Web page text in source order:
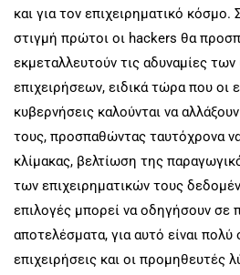
και για τον επιχειρηματικό
στιγμή πρώτοι οι hackers θα
εκμεταλλευτούν τις αδυναμίες
επιχειρήσεων, ειδικά τώρα που οι
κυβερνήσεις καλούνται να
τους, προσπαθώντας ταυτόχρονα
κλίμακας, βελτίωση της
των επιχειρηματικών τους
επιλογές μπορεί να οδηγήσουν σε
αποτελέσματα, για αυτό είναι πολύ
επιχειρήσεις και οι προμηθευτές